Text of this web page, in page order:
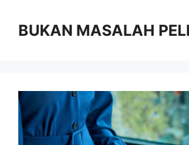
contentBUKAN MASALAH